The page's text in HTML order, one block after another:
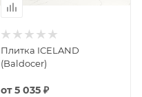
Плитка ICELAND
(Baldocer)
от5 035 ₽